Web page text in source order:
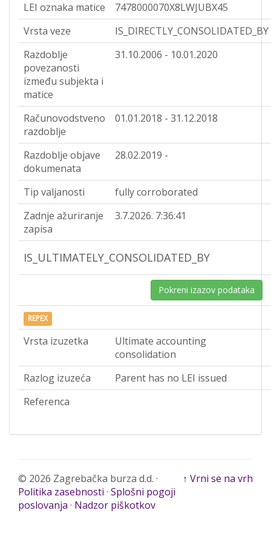
LEI oznaka matice
7478000070X8LWJUBX45
Vrsta veze
IS_DIRECTLY_CONSOLIDATED_BY
Razdoblje
povezanosti
između subjekta i
matice
31.10.2006 - 10.01.2020
Računovodstveno
razdoblje
01.01.2018 - 31.12.2018
Razdoblje objave
dokumenata
28.02.2019 -
Tip valjanosti
fully corroborated
Zadnje ažuriranje
zapisa
3.7.2026. 7:36:41
IS_ULTIMATELY_CONSOLIDATED_BY
Pokreni izazov podataka
REPEX
Vrsta izuzetka
Ultimate accounting
consolidation
Razlog izuzeća
Parent has no LEI issued
Referenca
↑ Vrni se na vrh
© 2026 Zagrebačka burza d.d. ·
Politika zasebnosti · Splošni pogoji
poslovanja · Nadzor piškotkov